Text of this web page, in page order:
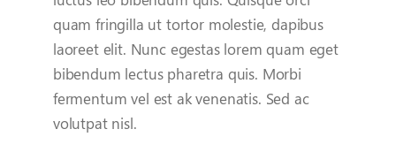
quam fringilla ut tortor molestie, dapibus
laoreet elit. Nunc egestas lorem quam eget
bibendum lectus pharetra quis. Morbi
fermentum vel est ak venenatis. Sed ac
volutpat nisl.